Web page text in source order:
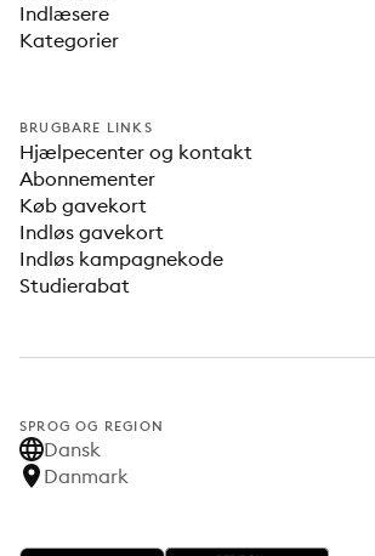
Indlæsere
Kategorier
BRUGBARE LINKS
Hjælpecenter og kontakt
Abonnementer
Køb gavekort
Indløs gavekort
Indløs kampagnekode
Studierabat
SPROG OG REGION
Dansk
Danmark